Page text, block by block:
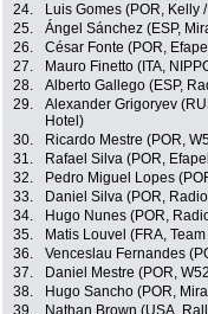
24.
Luis Gomes (POR, Kelly
25.
Ángel Sánchez (ESP,
26.
César Fonte (POR,
27.
Mauro Finetto (ITA,
28.
Alberto Gallego (ESP,
29.
Alexander Grigoryev
Hotel)
30. Ricardo Mestre (POR,
31.
Rafael Silva (POR,
32.
Pedro Miguel Lopes
33.
Daniel Silva (POR,
34.
Hugo Nunes (POR,
35.
Matis Louvel (FRA,
36.
Venceslau Fernandes
37.
Daniel Mestre (POR,
38.
Hugo Sancho (POR,